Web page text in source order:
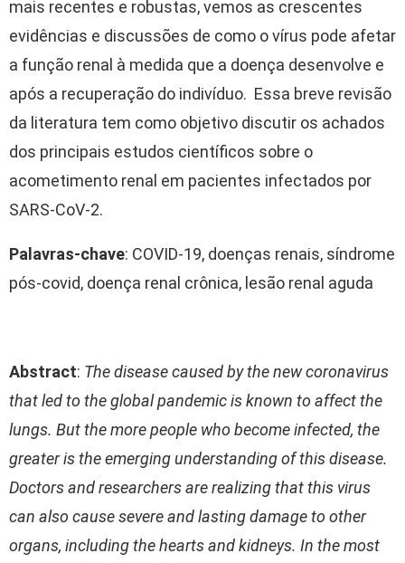
mais recentes e robustas, vemos as crescentes
evidências e discussões de como o vírus pode afetar
a função renal à medida que a doença desenvolve e
após a recuperação do indivíduo. Essa breve revisão
da literatura tem como objetivo discutir os achados
dos principais estudos científicos sobre o
acometimento renal em pacientes infectados por
SARS-CoV-2.
Palavras-chave: COVID-19, doenças renais, síndrome
pós-covid, doença renal crônica, lesão renal aguda
Abstract: The disease caused by the new coronavirus
that led to the global pandemic is known to affect the
lungs. But the more people who become infected, the
greater is the emerging understanding of this disease.
Doctors and researchers are realizing that this virus
can also cause severe and lasting damage to other
organs, including the hearts and kidneys. In the most